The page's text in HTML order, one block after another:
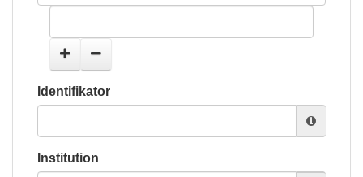
Identifikator
Institution